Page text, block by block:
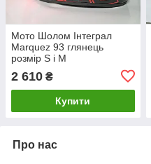
Мото Шолом Інтеграл
Marquez 93 глянець
розмір S і М
2 610 ₴
Купити
Про нас